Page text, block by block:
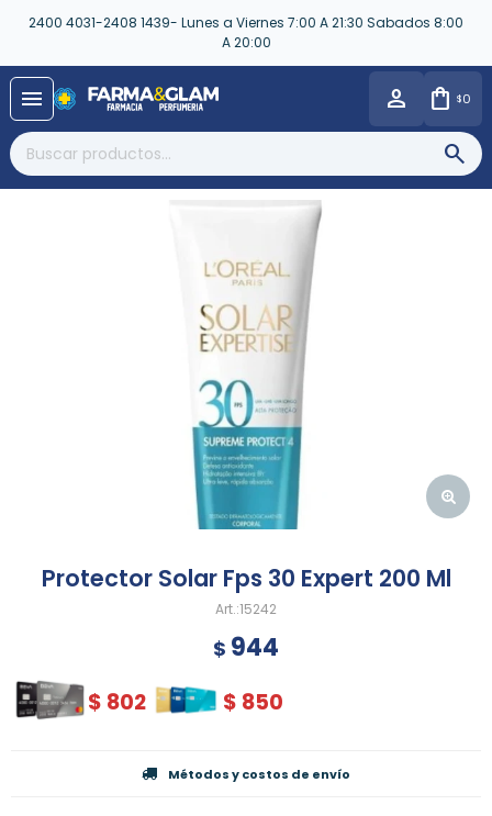
2400 4031-2408 1439- Lunes a Viernes 7:00 A 21:30 Sabados 8:00
A 20:00
menu $0
Protector Solar Fps 30 Expert 200 Ml
15242
$ 944
$ 802 $ 850
Métodos y costos de envío